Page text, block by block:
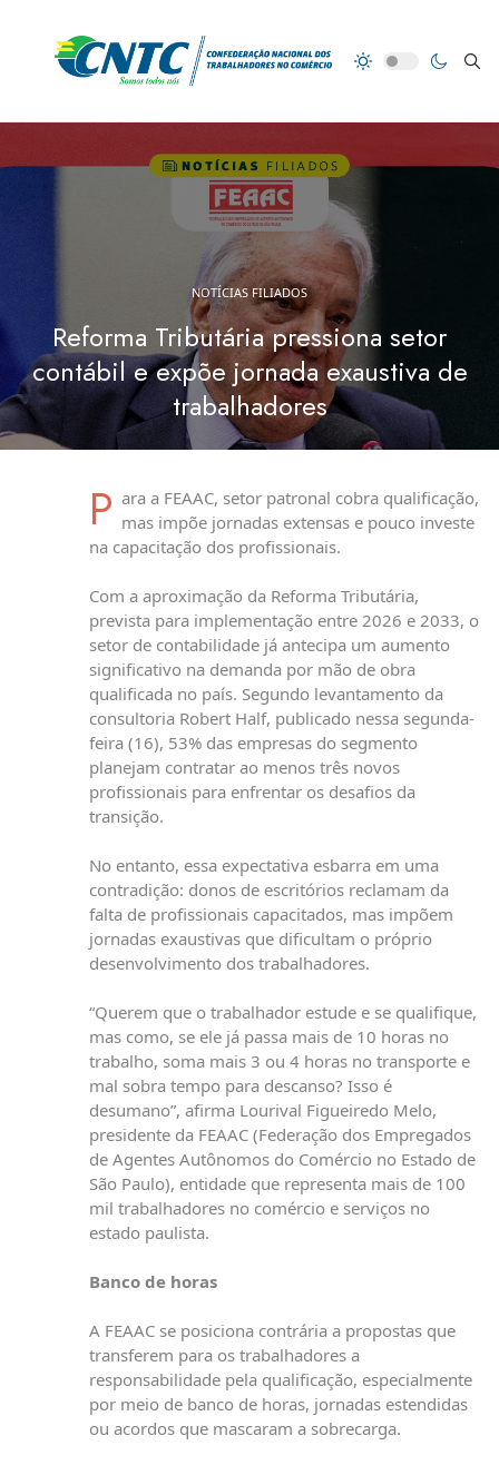
NOTÍCIAS FILIADOS
Reforma Tributária pressiona setor
contábil e expõe jornada exaustiva de
trabalhadores
P ara a FEAAC, setor patronal cobra qualificação,
mas impõe jornadas extensas e pouco investe
na capacitação dos profissionais.
Com a aproximação da Reforma Tributária,
prevista para implementação entre 2026 e 2033, o
setor de contabilidade já antecipa um aumento
significativo na demanda por mão de obra
qualificada no país. Segundo levantamento da
consultoria Robert Half, publicado nessa segunda-
feira (16), 53% das empresas do segmento
planejam contratar ao menos três novos
profissionais para enfrentar os desafios da
transição.
No entanto, essa expectativa esbarra em uma
contradição: donos de escritórios reclamam da
falta de profissionais capacitados, mas impõem
jornadas exaustivas que dificultam o próprio
desenvolvimento dos trabalhadores.
“Querem que o trabalhador estude e se qualifique,
mas como, se ele já passa mais de 10 horas no
trabalho, soma mais 3 ou 4 horas no transporte e
mal sobra tempo para descanso? Isso é
desumano”, afirma Lourival Figueiredo Melo,
presidente da FEAAC (Federação dos Empregados
de Agentes Autônomos do Comércio no Estado de
São Paulo), entidade que representa mais de 100
mil trabalhadores no comércio e serviços no
estado paulista.
Banco de horas
A FEAAC se posiciona contrária a propostas que
transferem para os trabalhadores a
responsabilidade pela qualificação, especialmente
por meio de banco de horas, jornadas estendidas
ou acordos que mascaram a sobrecarga.